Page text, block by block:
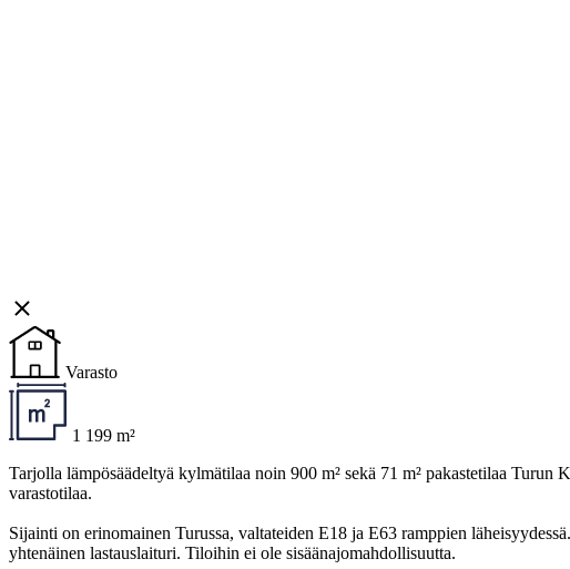
Varasto
1 199 m²
Tarjolla lämpösäädeltyä kylmätilaa noin 900 m² sekä 71 m² pakastetilaa
varastotilaa.
Sijainti on erinomainen Turussa, valtateiden E18 ja E63 ramppien
yhtenäinen lastauslaituri. Tiloihin ei ole sisäänajomahdollisuutta.